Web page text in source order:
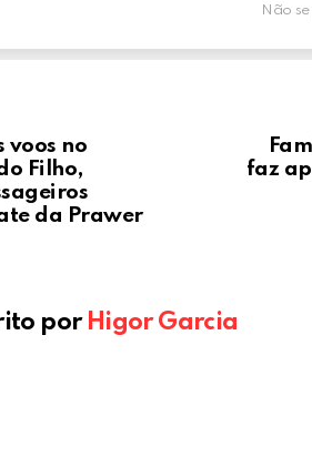
Não
voos no
Filho,
da Prawer
faz
por Higor Garcia